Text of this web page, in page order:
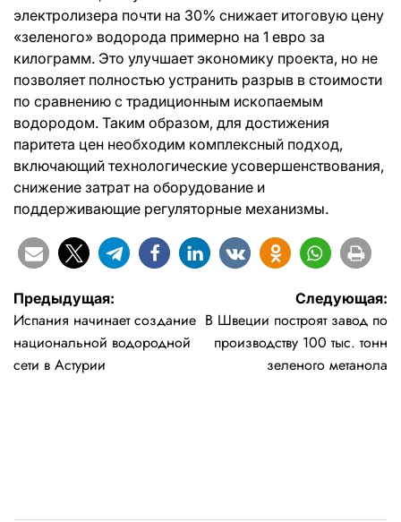
электролизера почти на 30% снижает итоговую цену
«зеленого» водорода примерно на 1 евро за
килограмм. Это улучшает экономику проекта, но не
позволяет полностью устранить разрыв в стоимости
по сравнению с традиционным ископаемым
водородом. Таким образом, для достижения
паритета цен необходим комплексный подход,
включающий технологические усовершенствования,
снижение затрат на оборудование и
поддерживающие регуляторные механизмы.
Навигация
по
записям
Предыдущая:
Испания начинает создание
национальной водородной
сети в Астурии
Следующая:
В Швеции построят завод по
производству 100 тыс. тонн
зеленого метанола